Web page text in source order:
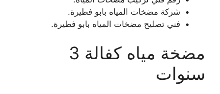
شركة مضخات المياه بابو فطيرة.
فني تصليح مضخات المياه بابو فطيرة.
مضخة مياه كفالة 3
سنوات